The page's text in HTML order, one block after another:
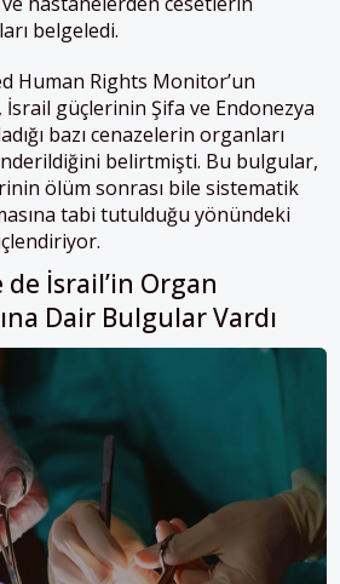
belgeledi.
Human Rights Monitor’un
, İsrail güçlerinin Şifa ve Endonezya
bazı cenazelerin organları
belirtmişti. Bu bulgular,
ölüm sonrası bile sistematik
tabi tutulduğu yönündeki
de İsrail’in Organ
Dair Bulgular Vardı